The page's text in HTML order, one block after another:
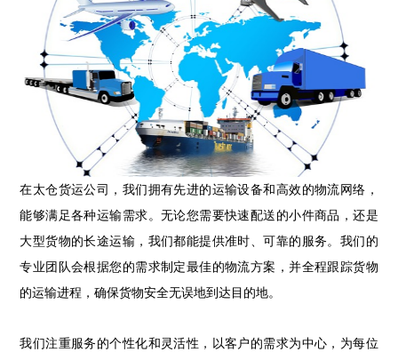
在太仓货运公司，我们拥有先进的运输设备和高效的物流网络，
能够满足各种运输需求。无论您需要快速配送的小件商品，还是
大型货物的长途运输，我们都能提供准时、可靠的服务。我们的
专业团队会根据您的需求制定最佳的物流方案，并全程跟踪货物
的运输进程，确保货物安全无误地到达目的地。
我们注重服务的个性化和灵活性，以客户的需求为中心，为每位